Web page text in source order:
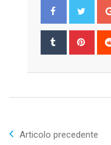
Tumblr
Articolo precedente